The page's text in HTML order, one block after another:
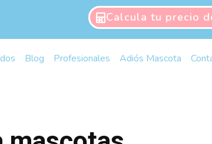
Calcula tu precio
Blog Profesionales Adiós Mascota